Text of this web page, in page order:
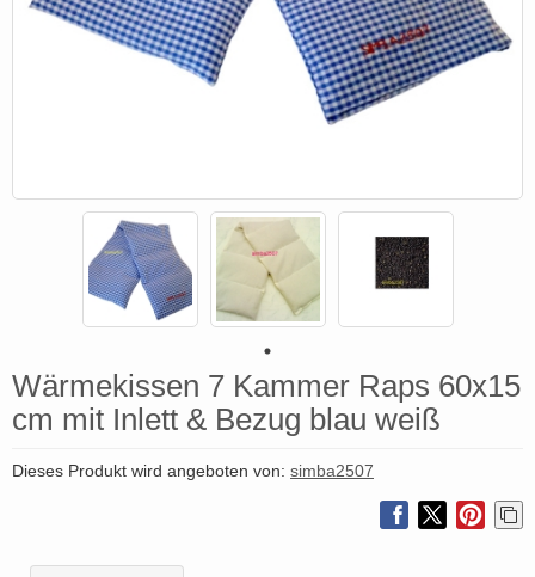
Wärmekissen 7 Kammer Raps 60x15
cm mit Inlett & Bezug blau weiß
Dieses Produkt wird angeboten von: simba2507